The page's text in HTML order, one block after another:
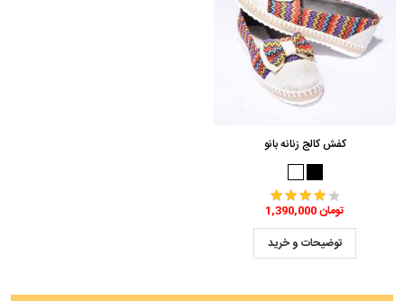
کفش کالج زنانه بانو
1,390,000 تومان
توضیحات و خرید